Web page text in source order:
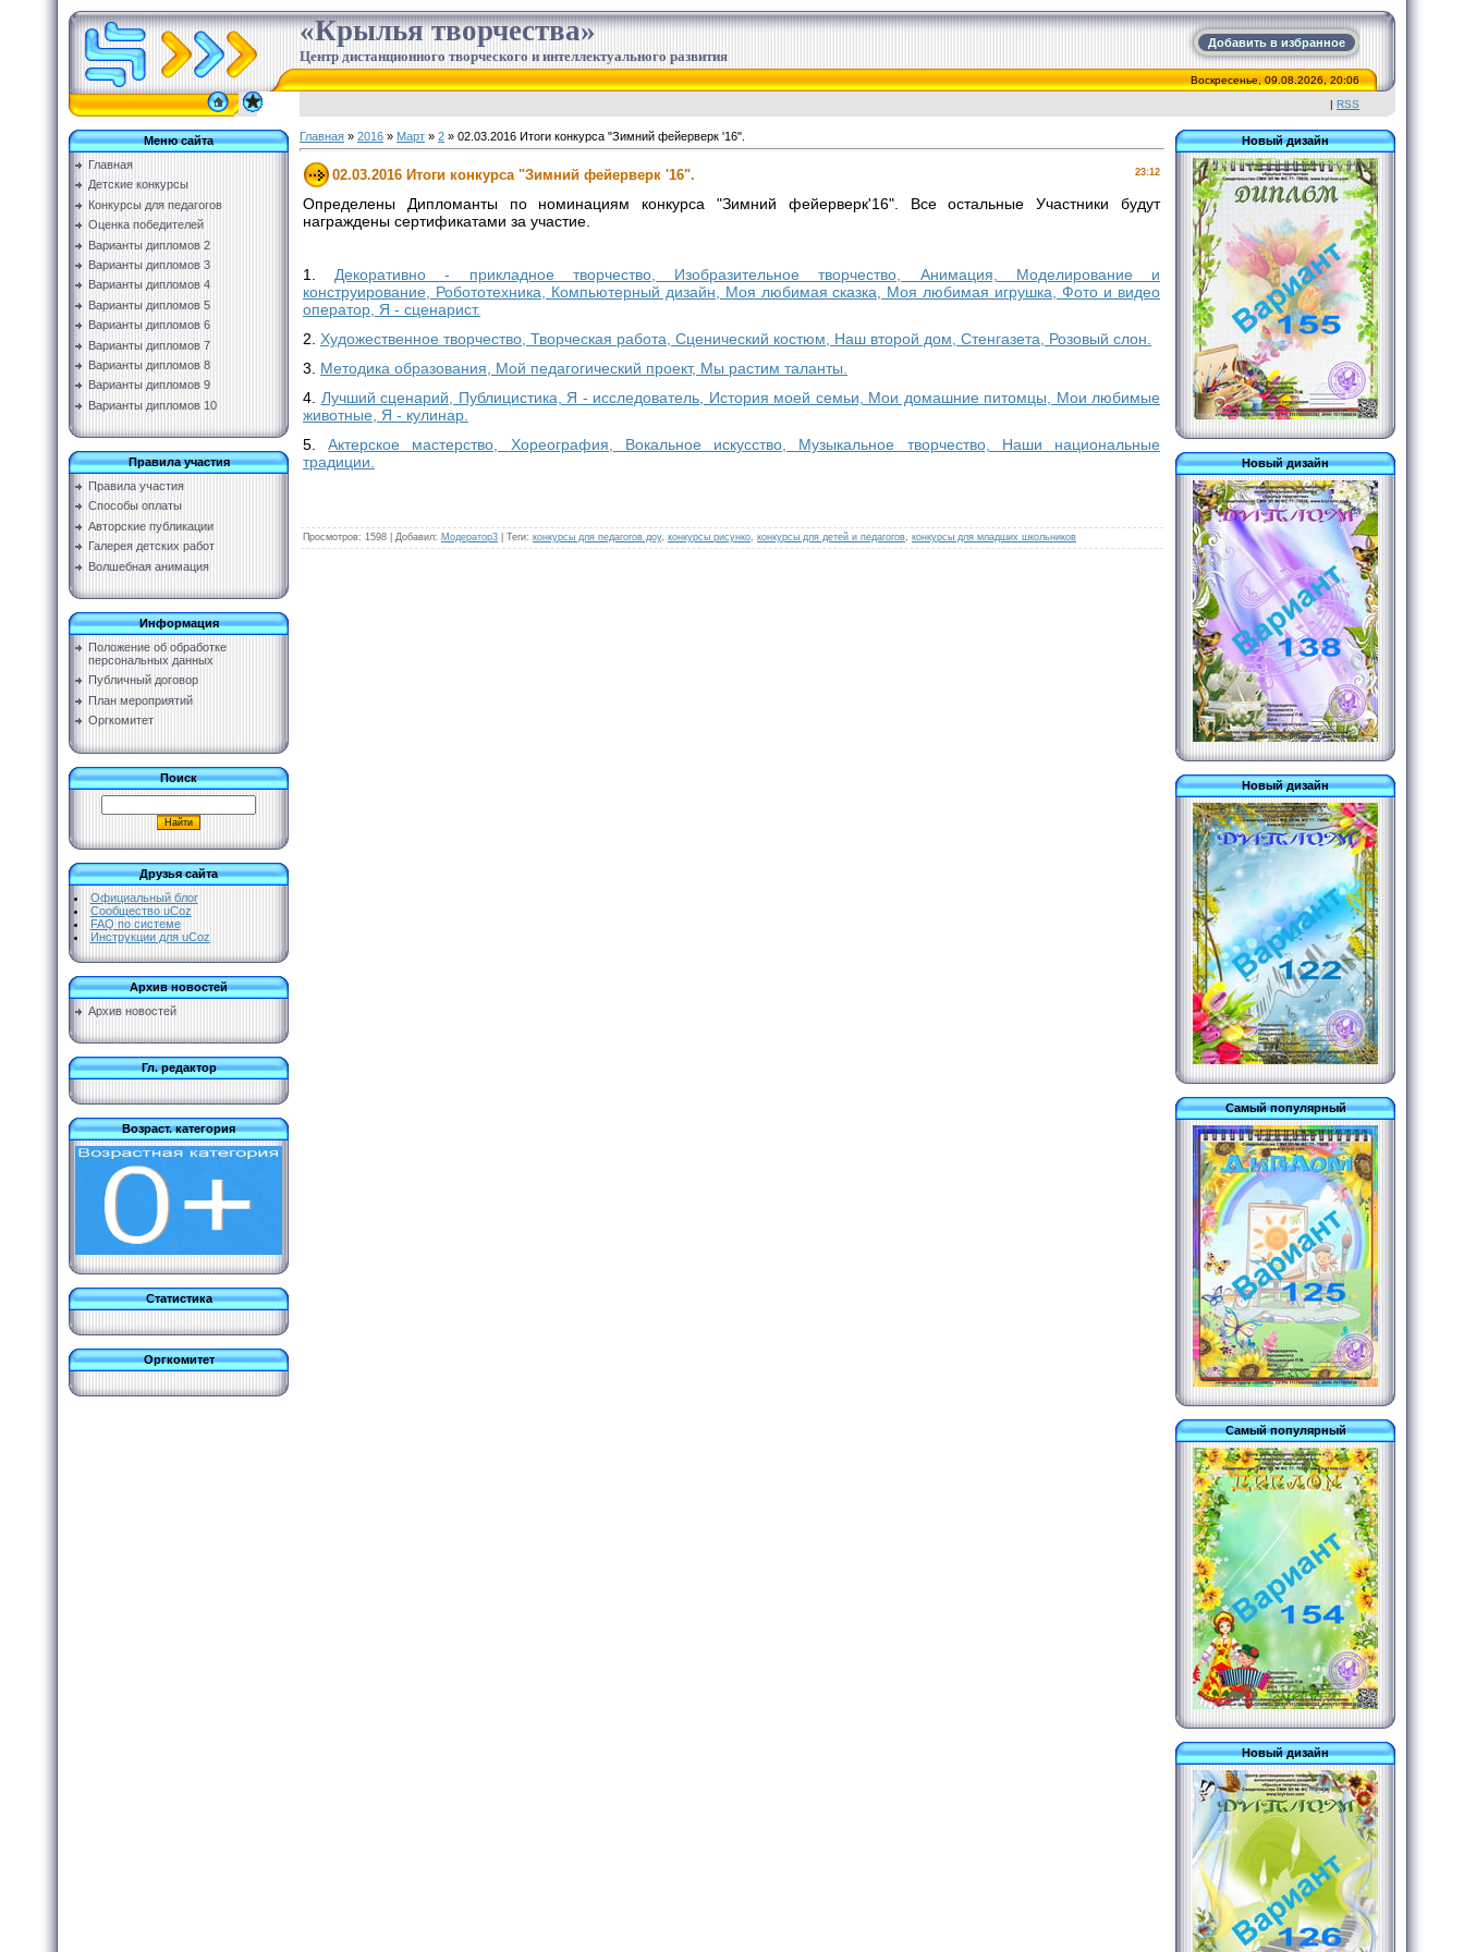
Добавить в избранное
«Крылья творчества»
Центр дистанционного творческого и интеллектуального развития
Воскресенье, 09.08.2026, 20:06
| RSS
Меню сайта
Главная
Детские конкурсы
Конкурсы для педагогов
Оценка победителей
Варианты дипломов 2
Варианты дипломов 3
Варианты дипломов 4
Варианты дипломов 5
Варианты дипломов 6
Варианты дипломов 7
Варианты дипломов 8
Варианты дипломов 9
Варианты дипломов 10
Правила участия
Правила участия
Способы оплаты
Авторские публикации
Галерея детских работ
Волшебная анимация
Информация
Положение об обработке
персональных данных
Публичный договор
План мероприятий
Оргкомитет
Поиск
Друзья сайта
Официальный блог
Сообщество uCoz
FAQ по системе
Инструкции для uCoz
Архив новостей
Архив новостей
Гл. редактор
Возраст. категория
Статистика
Оргкомитет
Главная » 2016 » Март » 2 » 02.03.2016 Итоги конкурса "Зимний фейерверк '16".
23:12
02.03.2016 Итоги конкурса "Зимний фейерверк '16".
Определены Дипломанты по номинациям конкурса "Зимний фейерверк'16". Все остальные Участники будут
награждены сертификатами за участие.
1. Декоративно - прикладное творчество, Изобразительное творчество, Анимация, Моделирование и
конструирование, Робототехника, Компьютерный дизайн, Моя любимая сказка, Моя любимая игрушка, Фото и видео
оператор, Я - сценарист.
2. Художественное творчество, Творческая работа, Сценический костюм, Наш второй дом, Стенгазета, Розовый слон.
3. Методика образования, Мой педагогический проект, Мы растим таланты.
4. Лучший сценарий, Публицистика, Я - исследователь, История моей семьи, Мои домашние питомцы, Мои любимые
животные, Я - кулинар.
5.Актерское мастерство, Хореография, Вокальное искусство, Музыкальное творчество, Наши национальные
традиции.
Просмотров: 1598 Добавил: Модератор3 Теги: конкурсы для педагогов доу, конкурсы рисунко конкурсы для детей и педагогов конкурсы для младших школьников
Новый дизайн
Новый дизайн
Новый дизайн
Самый популярный
Самый популярный
Новый дизайн